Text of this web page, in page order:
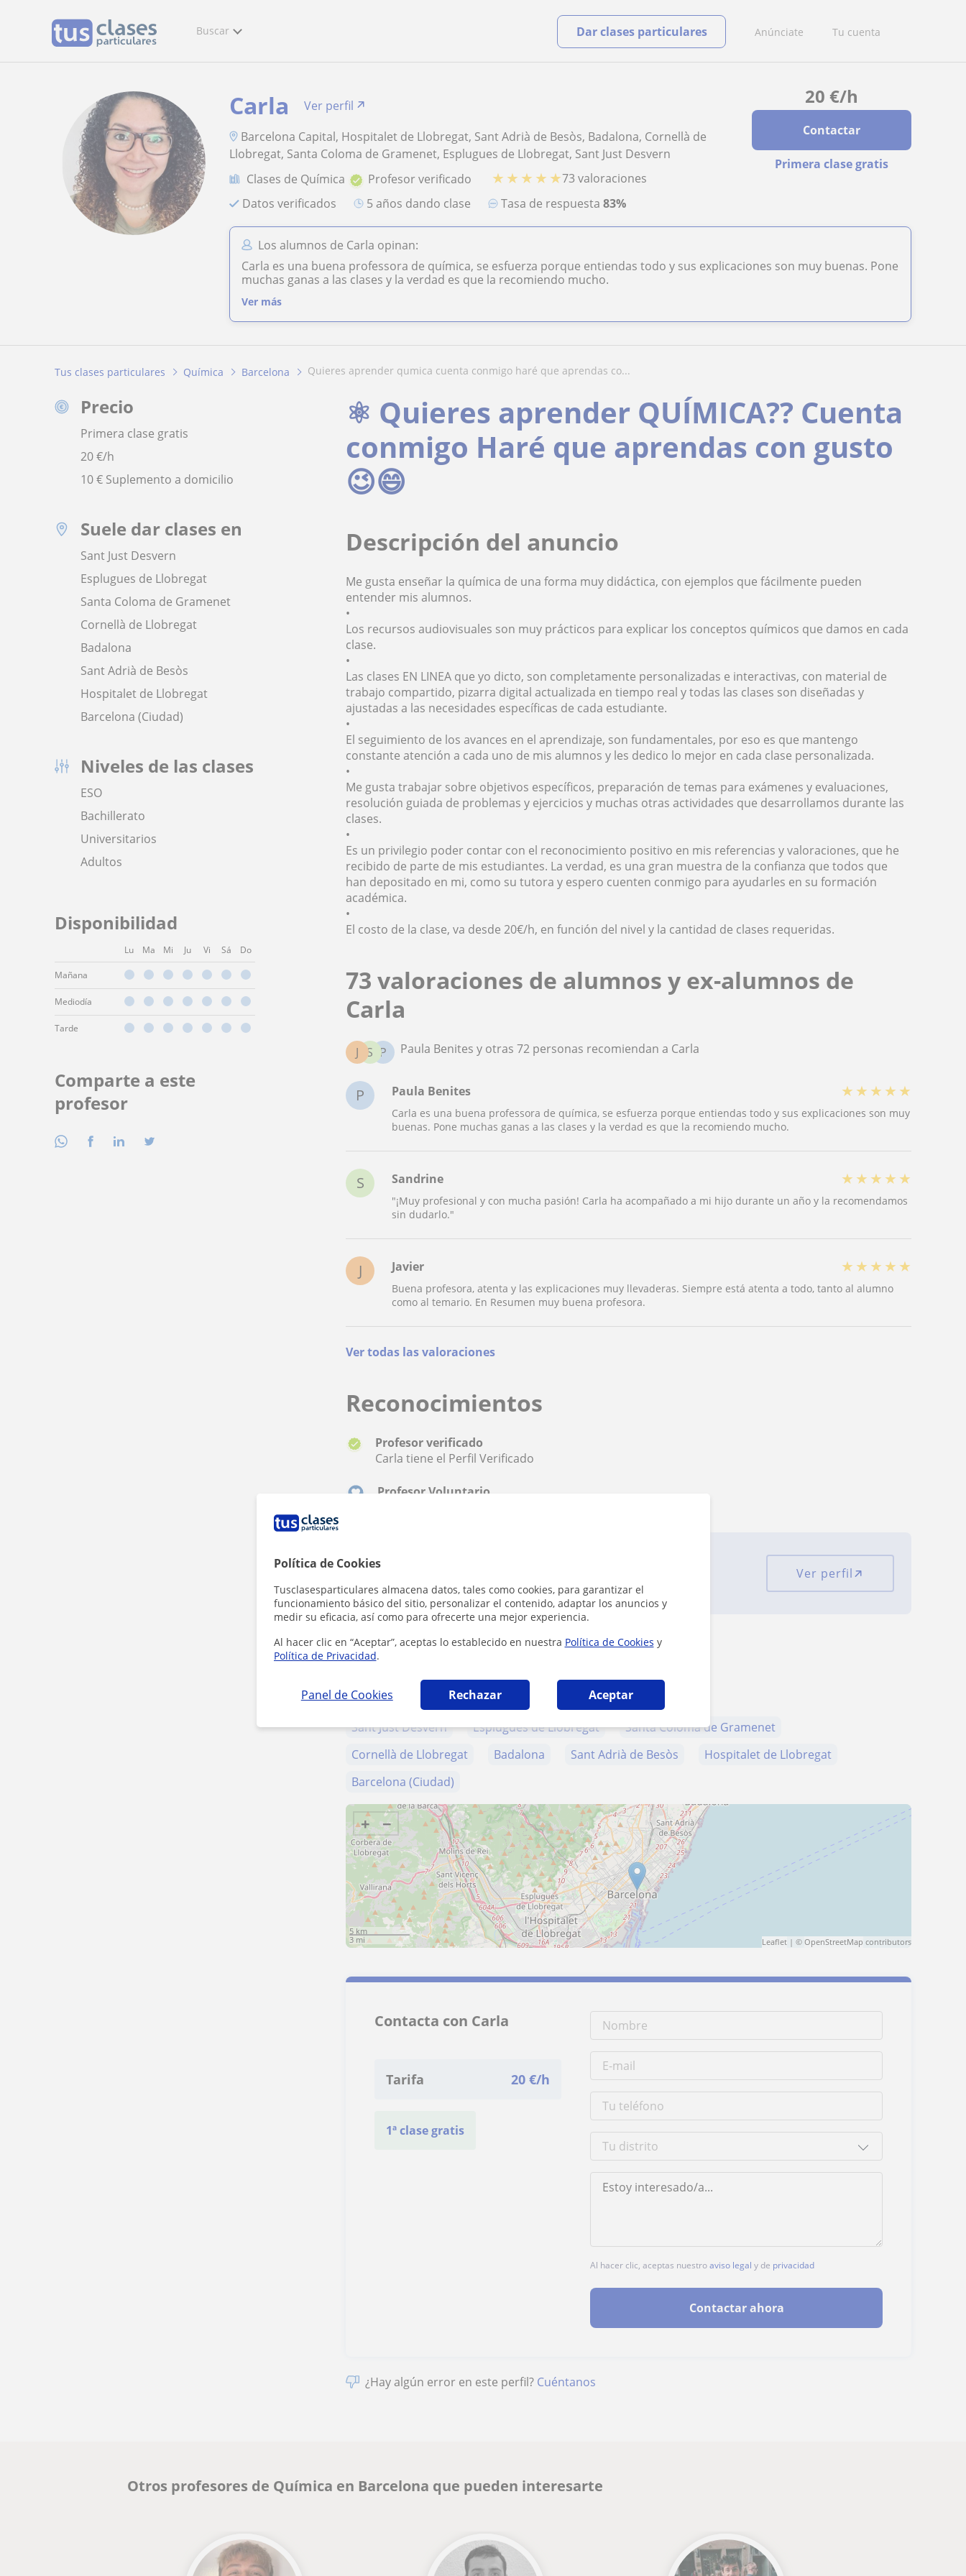
Política de Cookies
Tusclasesparticulares almacena datos, tales como cookies, para garantizar el
funcionamiento básico del sitio, personalizar el contenido, adaptar los anuncios y
medir su eficacia, así como para ofrecerte una mejor experiencia.
Al hacer clic en “Aceptar”, aceptas lo establecido en nuestra Política de Cookies y
Política de Privacidad.
Panel de Cookies Rechazar Aceptar
Buscar Anúnciate Tu cuenta
Dar clases particulares
20 €/h
Contactar
Primera clase gratis
Carla
Ver perfil
Barcelona Capital, Hospitalet de Llobregat, Sant Adrià de Besòs, Badalona, Cornellà de
Llobregat, Santa Coloma de Gramenet, Esplugues de Llobregat, Sant Just Desvern
Clases de Química
Profesor verificado ★ ★ ★ ★ ★73 valoraciones
Datos verificados
5 años dando clase Tasa de respuesta83%
Los alumnos de Carla opinan:
Carla es una buena professora de química, se esfuerza porque entiendas todo y sus explicaciones son muy buenas. Pone
muchas ganas a las clases y la verdad es que la recomiendo mucho.
Ver más
Tus clases particulares Química Barcelona quieres aprender qumica cuenta conmigo haré que aprendas co...
Precio
Primera clase gratis
20€/h
10 € Suplemento a domicilio
Suele dar clases en
Sant Just Desvern
Esplugues de Llobregat
Santa Coloma de Gramenet
Cornellà de Llobregat
Badalona
Sant Adrià de Besòs
Hospitalet de Llobregat
Barcelona (Ciudad)
Niveles de las clases
ESO
Bachillerato
Universitarios
Adultos
Disponibilidad
Lu Ma Mi Ju Vi Sá Do
Mañana
Mediodía
Tarde
Comparte a este
profesor
⚛️ Quieres aprender QUÍMICA?? Cuenta
conmigo Haré que aprendas con gusto
😉😄
Descripción del anuncio
Me gusta enseñar la química de una forma muy didáctica, con ejemplos que fácilmente pueden
entender mis alumnos.
•
Los recursos audiovisuales son muy prácticos para explicar los conceptos químicos que damos en cada
clase.
•
Las clases EN LINEA que yo dicto, son completamente personalizadas e interactivas, con material de
trabajo compartido, pizarra digital actualizada en tiempo real y todas las clases son diseñadas y
ajustadas a las necesidades específicas de cada estudiante.
•
El seguimiento de los avances en el aprendizaje, son fundamentales, por eso es que mantengo
constante atención a cada uno de mis alumnos y les dedico lo mejor en cada clase personalizada.
•
Me gusta trabajar sobre objetivos específicos, preparación de temas para exámenes y evaluaciones,
resolución guiada de problemas y ejercicios y muchas otras actividades que desarrollamos durante las
clases.
•
Es un privilegio poder contar con el reconocimiento positivo en mis referencias y valoraciones, que he
recibido de parte de mis estudiantes. La verdad, es una gran muestra de la confianza que todos que
han depositado en mi, como su tutora y espero cuenten conmigo para ayudarles en su formación
académica.
•
El costo de la clase, va desde 20€/h, en función del nivel y la cantidad de clases requeridas.
73 valoraciones de alumnos y ex-alumnos de
Carla
P
S
J Paula Benites y otras 72 personas recomiendan a Carla
P Paula Benites ★ ★ ★ ★ ★
Carla es una buena professora de química, se esfuerza porque entiendas todo y sus explicaciones son muy
buenas. Pone muchas ganas a las clases y la verdad es que la recomiendo mucho.
S Sandrine ★ ★ ★ ★ ★
"¡Muy profesional y con mucha pasión! Carla ha acompañado a mi hijo durante un año y la recomendamos
sin dudarlo."
J Javier ★ ★ ★ ★ ★
Buena profesora, atenta y las explicaciones muy llevaderas. Siempre está atenta a todo, tanto al alumno
como al temario. En Resumen muy buena profesora.
Ver todas las valoraciones
Reconocimientos
Profesor verificado
Carla tiene el Perfil Verificado
Profesor Voluntario
★ Ver perfil
Zona de Carla
Localidades a las que se desplaza para dar clase
Sant Just Desvern
Esplugues de Llobregat
Santa Coloma de Gramenet
Cornellà de Llobregat
Badalona Sant Adrià de Besòs
Hospitalet de Llobregat
Barcelona (Ciudad)
+ −
5 km
3 mi
Leaflet| © OpenStreetMap contributors
Contacta con Carla
Tarifa 20 €/h
1ª clase gratis
Al hacer clic, aceptas nuestroaviso legal y de privacidad
Contactar ahora
¿Hay algún error en este perfil? Cuéntanos
Otros profesores de Química en Barcelona que pueden interesarte